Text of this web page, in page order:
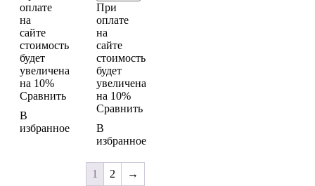
оплате
на
сайте
стоимость
будет
увеличена
на 10%
Сравнить
В
избранное
При
оплате
на
сайте
стоимость
будет
увеличена
на 10%
Сравнить
В
избранное
1 2 →